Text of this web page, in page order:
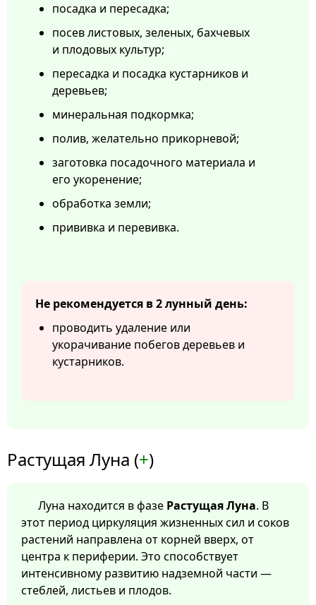
посадка и пересадка;
посев листовых, зеленых, бахчевых
и плодовых культур;
пересадка и посадка кустарников и
деревьев;
минеральная подкормка;
полив, желательно прикорневой;
заготовка посадочного материала и
его укоренение;
обработка земли;
прививка и перевивка.
Не рекомендуется в 2 лунный день:
проводить удаление или
укорачивание побегов деревьев и
кустарников.
Растущая Луна (+)
Луна находится в фазе Растущая Луна. В
этот период циркуляция жизненных сил и соков
растений направлена от корней вверх, от
центра к периферии. Это способствует
интенсивному развитию надземной части —
стеблей, листьев и плодов.